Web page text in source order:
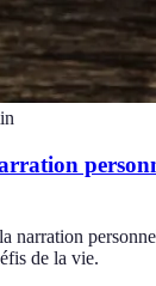
narration
de la vie.